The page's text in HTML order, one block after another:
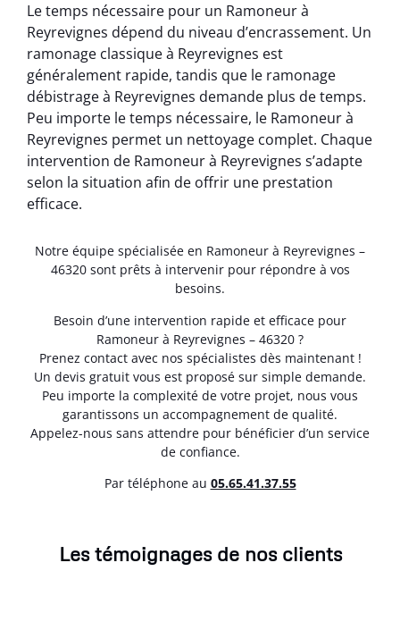
Le temps nécessaire pour un Ramoneur à
Reyrevignes dépend du niveau d’encrassement. Un
ramonage classique à Reyrevignes est
généralement rapide, tandis que le ramonage
débistrage à Reyrevignes demande plus de temps.
Peu importe le temps nécessaire, le Ramoneur à
Reyrevignes permet un nettoyage complet. Chaque
intervention de Ramoneur à Reyrevignes s’adapte
selon la situation afin de offrir une prestation
efficace.
Notre équipe spécialisée en Ramoneur à Reyrevignes –
46320 sont prêts à intervenir pour répondre à vos
besoins.
Besoin d’une intervention rapide et efficace pour
Ramoneur à Reyrevignes – 46320 ?
Prenez contact avec nos spécialistes dès maintenant !
Un devis gratuit vous est proposé sur simple demande.
Peu importe la complexité de votre projet, nous vous
garantissons un accompagnement de qualité.
Appelez-nous sans attendre pour bénéficier d’un service
de confiance.
Par téléphone au 05.65.41.37.55
Les témoignages de nos clients